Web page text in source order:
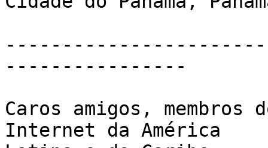
----------------
Caros amigos, membros
Internet da América